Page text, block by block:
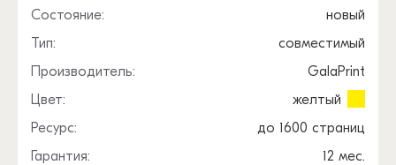
Состояние:
новый
Тип:
совместимый
Производитель:
GalaPrint
Цвет:
желтый
Ресурс:
до 1600 страниц
Гарантия:
12 мес.